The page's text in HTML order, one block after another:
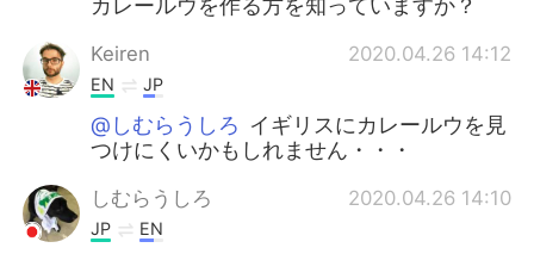
カレールウを作る方を知っていますか？
Keiren 2020.04.26 14:12
EN JP
@しむらうしろ イギリスにカレールウを見
つけにくいかもしれません・・・
しむらうしろ 2020.04.26 14:10
JP EN